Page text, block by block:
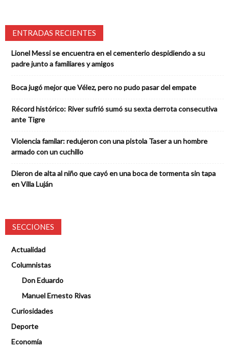
ENTRADAS RECIENTES
Lionel Messi se encuentra en el cementerio despidiendo a su
padre junto a familiares y amigos
Boca jugó mejor que Vélez, pero no pudo pasar del empate
Récord histórico: River sufrió sumó su sexta derrota consecutiva
ante Tigre
Violencia familar: redujeron con una pistola Taser a un hombre
armado con un cuchillo
Dieron de alta al niño que cayó en una boca de tormenta sin tapa
en Villa Luján
SECCIONES
Actualidad
Columnistas
Don Eduardo
Manuel Ernesto Rivas
Curiosidades
Deporte
Economía